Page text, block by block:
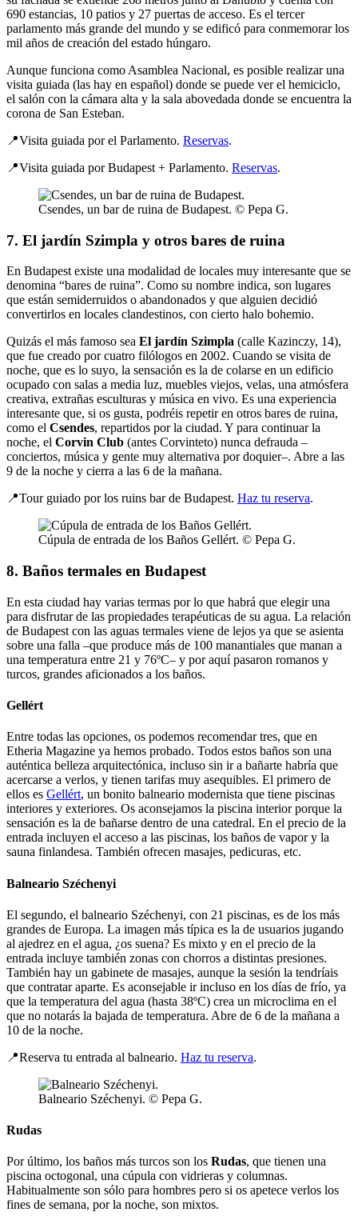
690 estancias, 10 patios y 27 puertas de acceso. Es el tercer
parlamento más grande del mundo y se edificó para conmemorar los
mil años de creación del estado húngaro.
Aunque funciona como Asamblea Nacional, es posible realizar una
visita guiada (las hay en español) donde se puede ver el hemiciclo,
el salón con la cámara alta y la sala abovedada donde se encuentra la
corona de San Esteban.
📍Visita guiada por el Parlamento. Reservas.
📍Visita guiada por Budapest + Parlamento. Reservas.
Csendes, un bar de ruina de Budapest. © Pepa G.
7. El jardín Szimpla y otros bares de ruina
En Budapest existe una modalidad de locales muy interesante que se
denomina “bares de ruina”. Como su nombre indica, son lugares
que están semiderruidos o abandonados y que alguien decidió
convertirlos en locales clandestinos, con cierto halo bohemio.
Quizás el más famoso sea El jardín Szimpla (calle Kazinczy, 14),
que fue creado por cuatro filólogos en 2002. Cuando se visita de
noche, que es lo suyo, la sensación es la de colarse en un edificio
ocupado con salas a media luz, muebles viejos, velas, una atmósfera
creativa, extrañas esculturas y música en vivo. Es una experiencia
interesante que, si os gusta, podréis repetir en otros bares de ruina,
como el Csendes, repartidos por la ciudad. Y para continuar la
noche, el Corvin Club (antes Corvinteto) nunca defrauda –
conciertos, música y gente muy alternativa por doquier–. Abre a las
9 de la noche y cierra a las 6 de la mañana.
📍Tour guiado por los ruins bar de Budapest. Haz tu reserva.
Cúpula de entrada de los Baños Gellért. © Pepa G.
8. Baños termales en Budapest
En esta ciudad hay varias termas por lo que habrá que elegir una
para disfrutar de las propiedades terapéuticas de su agua. La relación
de Budapest con las aguas termales viene de lejos ya que se asienta
sobre una falla –que produce más de 100 manantiales que manan a
una temperatura entre 21 y 76ºC– y por aquí pasaron romanos y
turcos, grandes aficionados a los baños.
Gellért
Entre todas las opciones, os podemos recomendar tres, que en
Etheria Magazine ya hemos probado. Todos estos baños son una
auténtica belleza arquitectónica, incluso sin ir a bañarte habría que
acercarse a verlos, y tienen tarifas muy asequibles. El primero de
ellos es Gellért, un bonito balneario modernista que tiene piscinas
interiores y exteriores. Os aconsejamos la piscina interior porque la
sensación es la de bañarse dentro de una catedral. En el precio de la
entrada incluyen el acceso a las piscinas, los baños de vapor y la
sauna finlandesa. También ofrecen masajes, pedicuras, etc.
Balneario Széchenyi
El segundo, el balneario Széchenyi, con 21 piscinas, es de los más
grandes de Europa. La imagen más típica es la de usuarios jugando
al ajedrez en el agua, ¿os suena? Es mixto y en el precio de la
entrada incluye también zonas con chorros a distintas presiones.
También hay un gabinete de masajes, aunque la sesión la tendríais
que contratar aparte. Es aconsejable ir incluso en los días de frío, ya
que la temperatura del agua (hasta 38ºC) crea un microclima en el
que no notarás la bajada de temperatura. Abre de 6 de la mañana a
10 de la noche.
📍Reserva tu entrada al balneario. Haz tu reserva.
Balneario Széchenyi. © Pepa G.
Rudas
Por último, los baños más turcos son los Rudas, que tienen una
piscina octogonal, una cúpula con vidrieras y columnas.
Habitualmente son sólo para hombres pero si os apetece verlos los
fines de semana, por la noche, son mixtos.